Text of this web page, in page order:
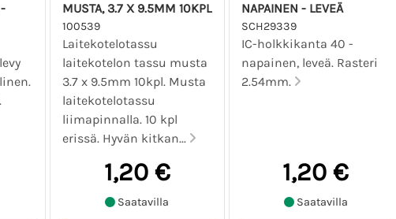
MUSTA, 3.7 X 9.5MM 10KPL
100539
Laitekotelotassu
laitekotelon tassu musta
3.7 x 9.5mm 10kpl. Musta
laitekotelotassu
liimapinnalla. 10 kpl
erissä. Hyvän kitkan...
1,20 €
Saatavilla
NAPAINEN - LEVEÄ
SCH29339
IC-holkkikanta 40 -
napainen, leveä. Rasteri
2.54mm.
1,20 €
Saatavilla